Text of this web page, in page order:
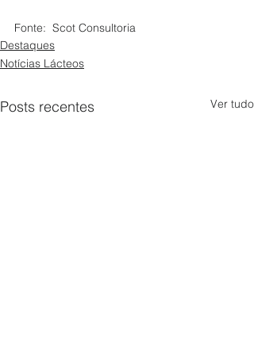
Fonte:  Scot Consultoria
Destaques
Notícias Lácteos
Posts recentes Ver tudo